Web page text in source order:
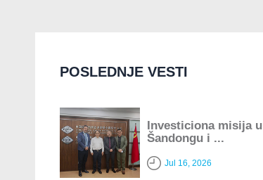
POSLEDNJE VESTI
Investiciona misija u
Šandongu i ...
Jul 16, 2026